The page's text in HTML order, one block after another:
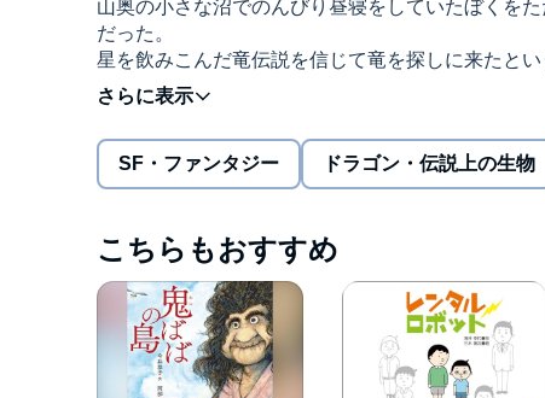
山奥の小さな沼でのんびり昼寝をしていたぼくを
だった。
星を飲みこんだ竜伝説を信じて竜を探しに来たと
だ・・・・・・。
児童文学賞トリプル受賞作家・今井恭子が綴る、
©2023 Kyoko Imai (P)2024 小学館
SF・ファンタジー ドラゴン・伝説上の生物
こちらもおすすめ